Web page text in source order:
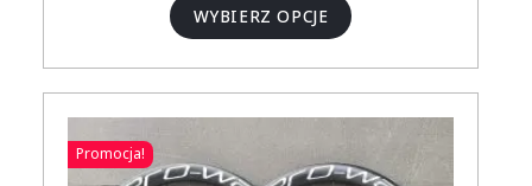
WYBIERZ OPCJE
Promocja!